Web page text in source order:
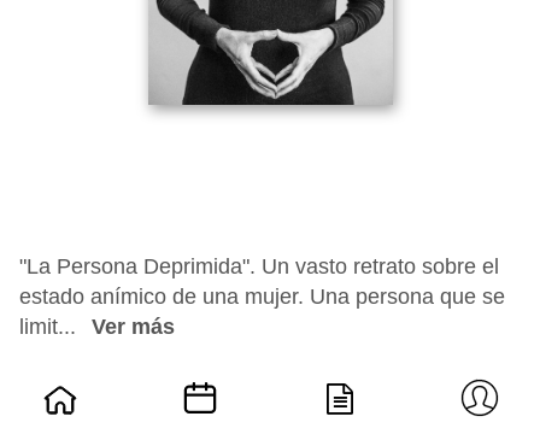
"La Persona Deprimida". Un vasto retrato sobre el
estado anímico de una mujer. Una persona que se
limit...
Ver más